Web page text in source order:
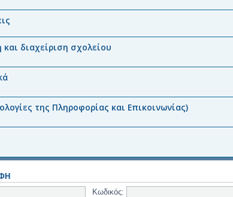
διαχείριση σχολείου
της Πληροφορίας και Επικοινωνίας)
Κωδικός: